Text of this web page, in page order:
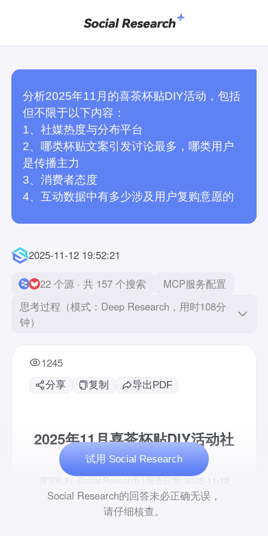
分析2025年11月的喜茶杯贴DIY活动，包括
但不限于以下内容：
1、社媒热度与分布平台
2、哪类杯贴文案引发讨论最多，哪类用户
是传播主力
3、消费者态度
4、互动数据中有多少涉及用户复购意愿的
2025-11-12 19:52:21
22 个源 · 共 157 个搜索
MCP服务配置
思考过程（模式：Deep Research，用时108分
钟）
1245
分享 复制 导出PDF
试用 Social Research
Social Research的回答未必正确无误，
请仔细核查。